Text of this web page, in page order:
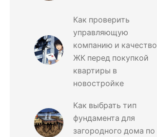
Как проверить
управляющую
компанию и качество
ЖК перед покупкой
квартиры в
новостройке
Как выбрать тип
фундамента для
загородного дома по